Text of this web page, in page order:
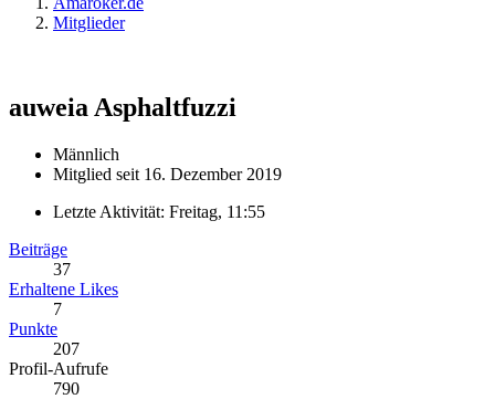
Mitglieder
auweia Asphaltfuzzi
Männlich
Mitglied seit 16. Dezember 2019
Letzte Aktivität: Freitag, 11:55
Beiträge
37
Erhaltene Likes
7
Punkte
207
Profil-Aufrufe
790